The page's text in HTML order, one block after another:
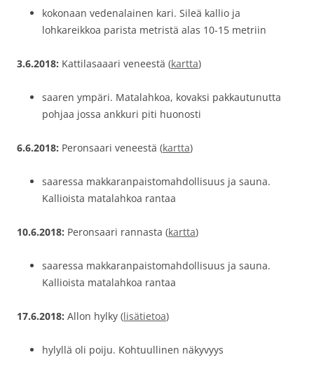
kokonaan vedenalainen kari. Sileä kallio ja
lohkareikkoa parista metristä alas 10-15 metriin
3.6.2018: Kattilasaaari veneestä (kartta)
saaren ympäri. Matalahkoa, kovaksi pakkautunutta
pohjaa jossa ankkuri piti huonosti
6.6.2018: Peronsaari veneestä (kartta)
saaressa makkaranpaistomahdollisuus ja sauna.
Kallioista matalahkoa rantaa
10.6.2018: Peronsaari rannasta (kartta)
saaressa makkaranpaistomahdollisuus ja sauna.
Kallioista matalahkoa rantaa
17.6.2018: Allon hylky (lisätietoa)
hylyllä oli poiju. Kohtuullinen näkyvyys